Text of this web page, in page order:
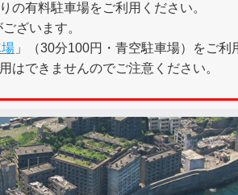
の有料駐車場をご利用ください。
ざいます。
」（30分100円・青空駐車場）をご利
はできませんのでご注意ください。